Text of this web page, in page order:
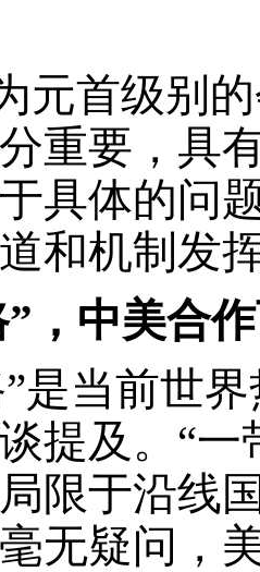
元首级别
重要，具
具体的问
和机制发
，中美合
是当前世
提及。“
限于沿线
无疑问，